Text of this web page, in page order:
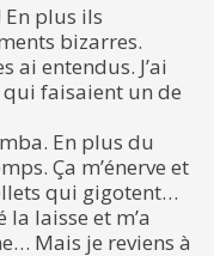
En plus ils
bizarres.
ai entendus. J’ai
faisaient un de
En plus du
Ça m’énerve et
qui gigotent…
laisse et m’a
Mais je reviens à